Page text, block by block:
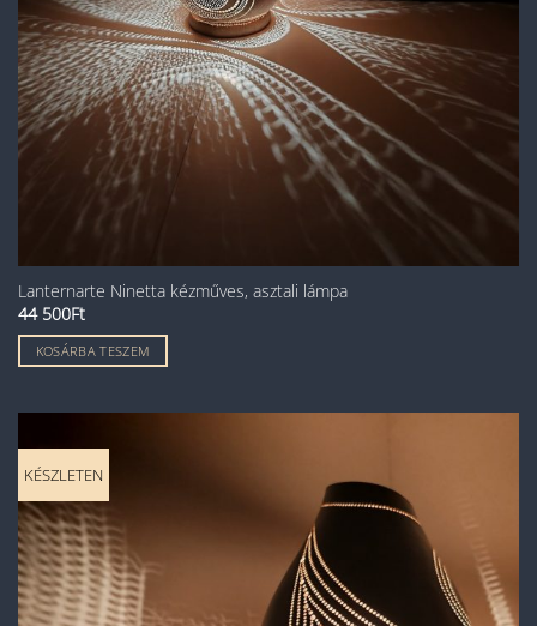
Lanternarte Ninetta kézműves, asztali lámpa
44 500Ft
KOSÁRBA TESZEM
KÉSZLETEN